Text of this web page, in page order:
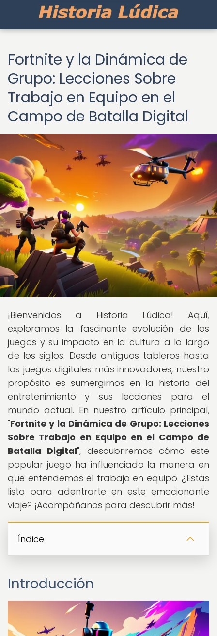
Fortnite y la Dinámica de
Grupo: Lecciones Sobre
Trabajo en Equipo en el
Campo de Batalla Digital
¡Bienvenidos a Historia Lúdica! Aquí,
exploramos la fascinante evolución de los
juegos y su impacto en la cultura a lo largo
de los siglos. Desde antiguos tableros hasta
los juegos digitales más innovadores, nuestro
propósito es sumergirnos en la historia del
entretenimiento y sus lecciones para el
mundo actual. En nuestro artículo principal,
"Fortnite y la Dinámica de Grupo: Lecciones
Sobre Trabajo en Equipo en el Campo de
Batalla Digital", descubriremos cómo este
popular juego ha influenciado la manera en
que entendemos el trabajo en equipo. ¿Estás
listo para adentrarte en este emocionante
viaje? ¡Acompáñanos para descubrir más!
Índice
Introducción